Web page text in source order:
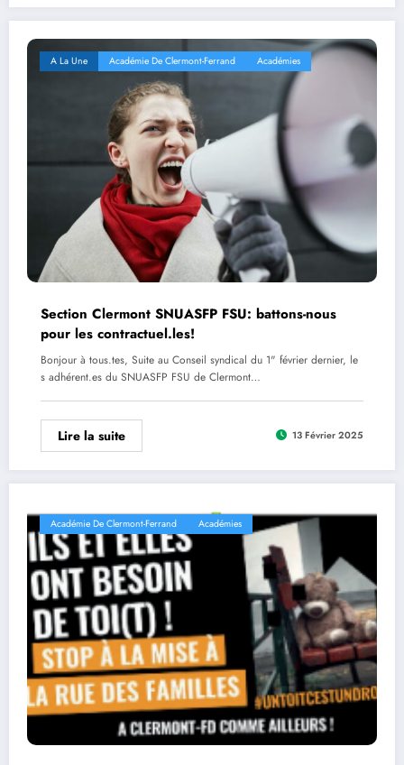
A La Une Académie De Clermont-Ferrand Académies
Section Clermont SNUASFP FSU: battons-nous
pour les contractuel.les!
Bonjour à tous.tes, Suite au Conseil syndical du 1" février dernier, le
s adhérent.es du SNUASFP FSU de Clermont…
Lire la suite 13 Février 2025
Académie De Clermont-Ferrand Académies